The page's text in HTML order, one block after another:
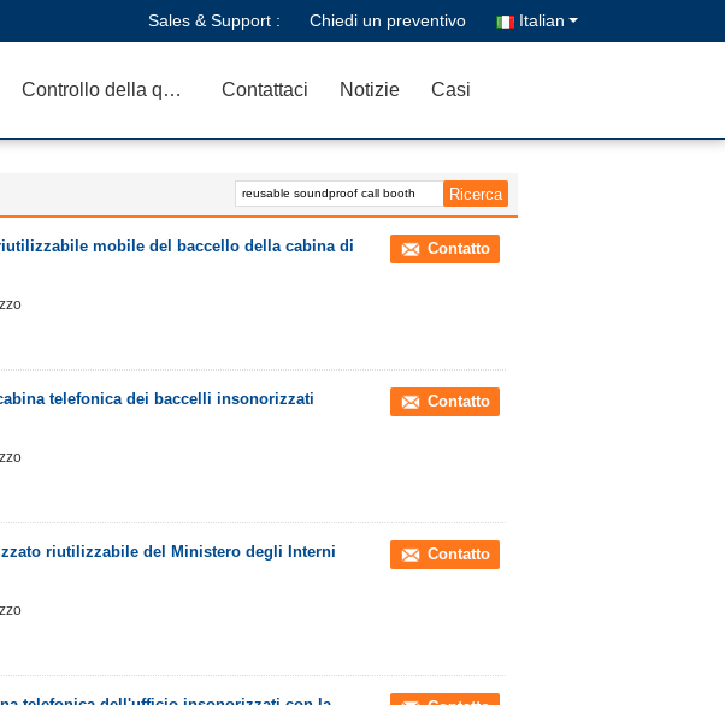
Sales & Support : Chiedi un preventivo Italian
Controllo della qualità Contattaci Notizie Casi
mobile del baccello della cabina di
Contatto
telefonica dei baccelli insonorizzati
Contatto
riutilizzabile del Ministero degli Interni
Contatto